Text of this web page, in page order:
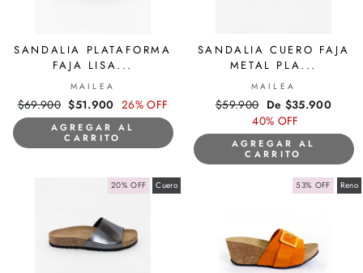
SANDALIA PLATAFORMA
FAJA LISA...
MAILEA
Precio
habitual
$69.900 Precio
de
oferta
$51.900 26% OFF
AGREGAR AL
CARRITO
SANDALIA CUERO FAJA
METAL PLA...
MAILEA
Precio
habitual
$59.900 Precio
de
oferta
De $35.900
40% OFF
AGREGAR AL
CARRITO
20% OFF Cuero 53% OFF Reno